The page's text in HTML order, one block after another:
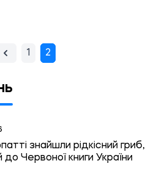
1 2
знайшли рідкісний гриб,
Червоної книги України